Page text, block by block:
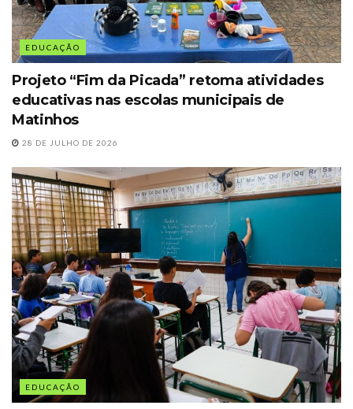
EDUCAÇÃO
Projeto “Fim da Picada” retoma atividades
educativas nas escolas municipais de
Matinhos
28 DE JULHO DE 2026
EDUCAÇÃO